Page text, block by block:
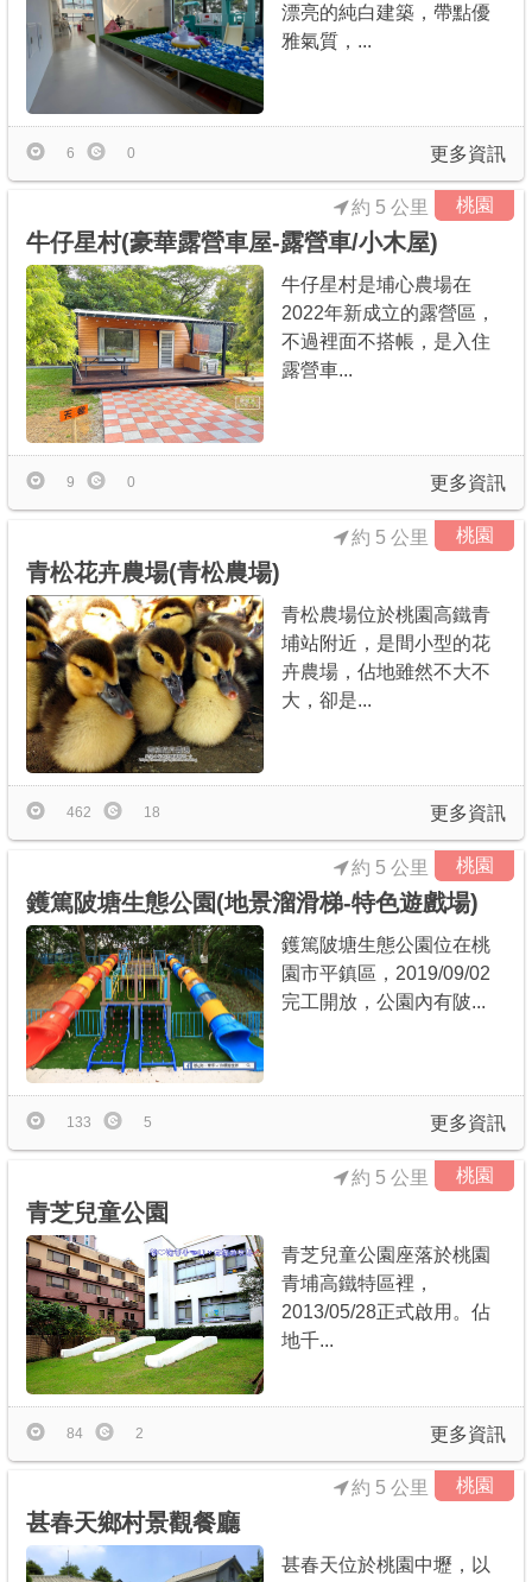
漂亮的純白建築，帶點優
雅氣質，...
更多資訊
6 0
桃園
牛仔星村(豪華露營車屋-露營車/小木屋)
約 5 公里
牛仔星村是埔心農場在
2022年新成立的露營區，
不過裡面不搭帳，是入住
露營車...
更多資訊
9 0
桃園
青松花卉農場(青松農場)
約 5 公里
青松農場位於桃園高鐵青
埔站附近，是間小型的花
卉農場，佔地雖然不大不
大，卻是...
更多資訊
462 18
桃園
鑊篤陂塘生態公園(地景溜滑梯-特色遊戲場)
約 5 公里
鑊篤陂塘生態公園位在桃
園市平鎮區，2019/09/02
完工開放，公園內有陂...
更多資訊
133 5
桃園
青芝兒童公園
約 5 公里
青芝兒童公園座落於桃園
青埔高鐵特區裡，
2013/05/28正式啟用。佔
地千...
更多資訊
84 2
桃園
甚春天鄉村景觀餐廳
約 5 公里
甚春天位於桃園中壢，以